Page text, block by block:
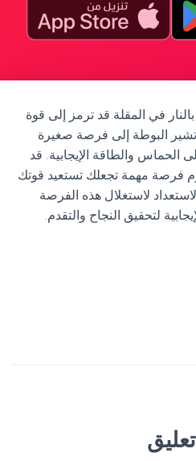
في المقلة قد ترمز إلى قوة
البوطة إلى فرصة صغيرة
الحماس والطاقة الإيجابية. قد
فرصة مهمة تجعلك تستعيد قوتك
لاستغلال هذه الفرصة
لتحقيق النجاح والتقدم.